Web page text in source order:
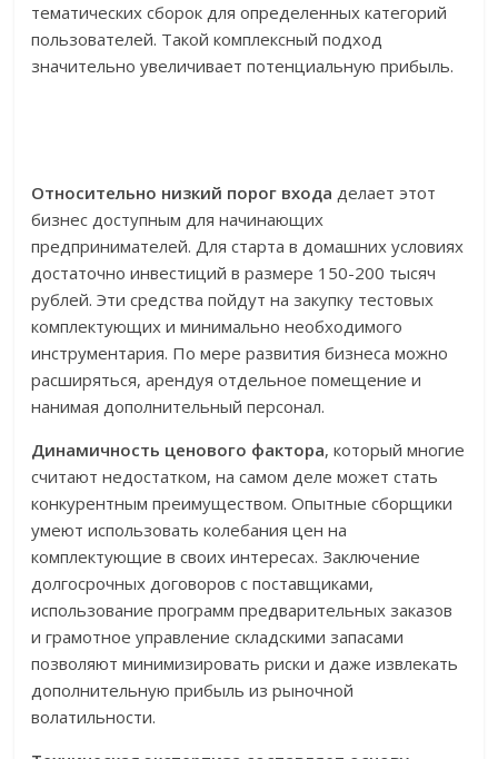
тематических сборок для определенных категорий
пользователей. Такой комплексный подход
значительно увеличивает потенциальную прибыль.
Относительно низкий порог входа делает этот
бизнес доступным для начинающих
предпринимателей. Для старта в домашних условиях
достаточно инвестиций в размере 150-200 тысяч
рублей. Эти средства пойдут на закупку тестовых
комплектующих и минимально необходимого
инструментария. По мере развития бизнеса можно
расширяться, арендуя отдельное помещение и
нанимая дополнительный персонал.
Динамичность ценового фактора, который многие
считают недостатком, на самом деле может стать
конкурентным преимуществом. Опытные сборщики
умеют использовать колебания цен на
комплектующие в своих интересах. Заключение
долгосрочных договоров с поставщиками,
использование программ предварительных заказов
и грамотное управление складскими запасами
позволяют минимизировать риски и даже извлекать
дополнительную прибыль из рыночной
волатильности.